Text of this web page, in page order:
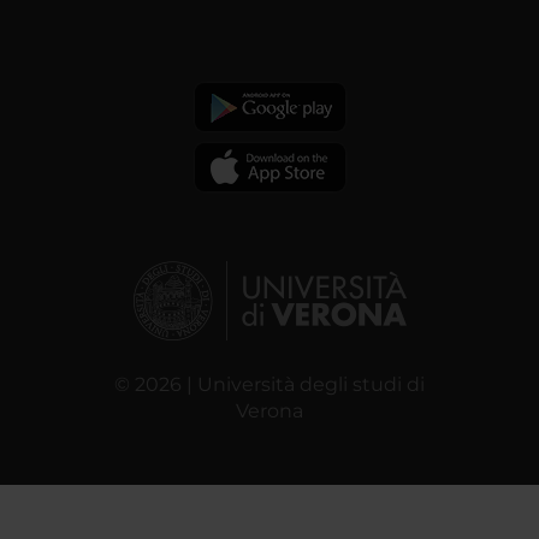
© 2026 | Università degli studi di
Verona